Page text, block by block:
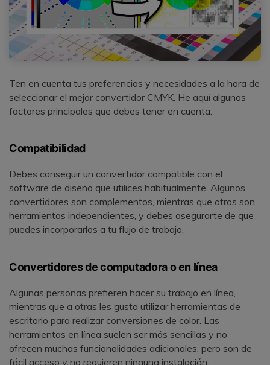
Ten en cuenta tus preferencias y necesidades a la hora de
seleccionar el mejor convertidor CMYK. He aquí algunos
factores principales que debes tener en cuenta:
Compatibilidad
Debes conseguir un convertidor compatible con el
software de diseño que utilices habitualmente. Algunos
convertidores son complementos, mientras que otros son
herramientas independientes, y debes asegurarte de que
puedes incorporarlos a tu flujo de trabajo.
Convertidores de computadora o en línea
Algunas personas prefieren hacer su trabajo en línea,
mientras que a otras les gusta utilizar herramientas de
escritorio para realizar conversiones de color. Las
herramientas en línea suelen ser más sencillas y no
ofrecen muchas funcionalidades adicionales, pero son de
fácil acceso y no requieren ninguna instalación.